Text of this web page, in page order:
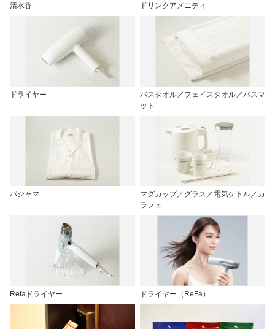
清水香 ドリンクアメニティ
ドライヤー
バスタオル／フェイスタオル／バスマ
ット
パジャマ
マグカップ／グラス／電気ケトル／カ
ラフェ
Refaドライヤー ドライヤー（ReFa）